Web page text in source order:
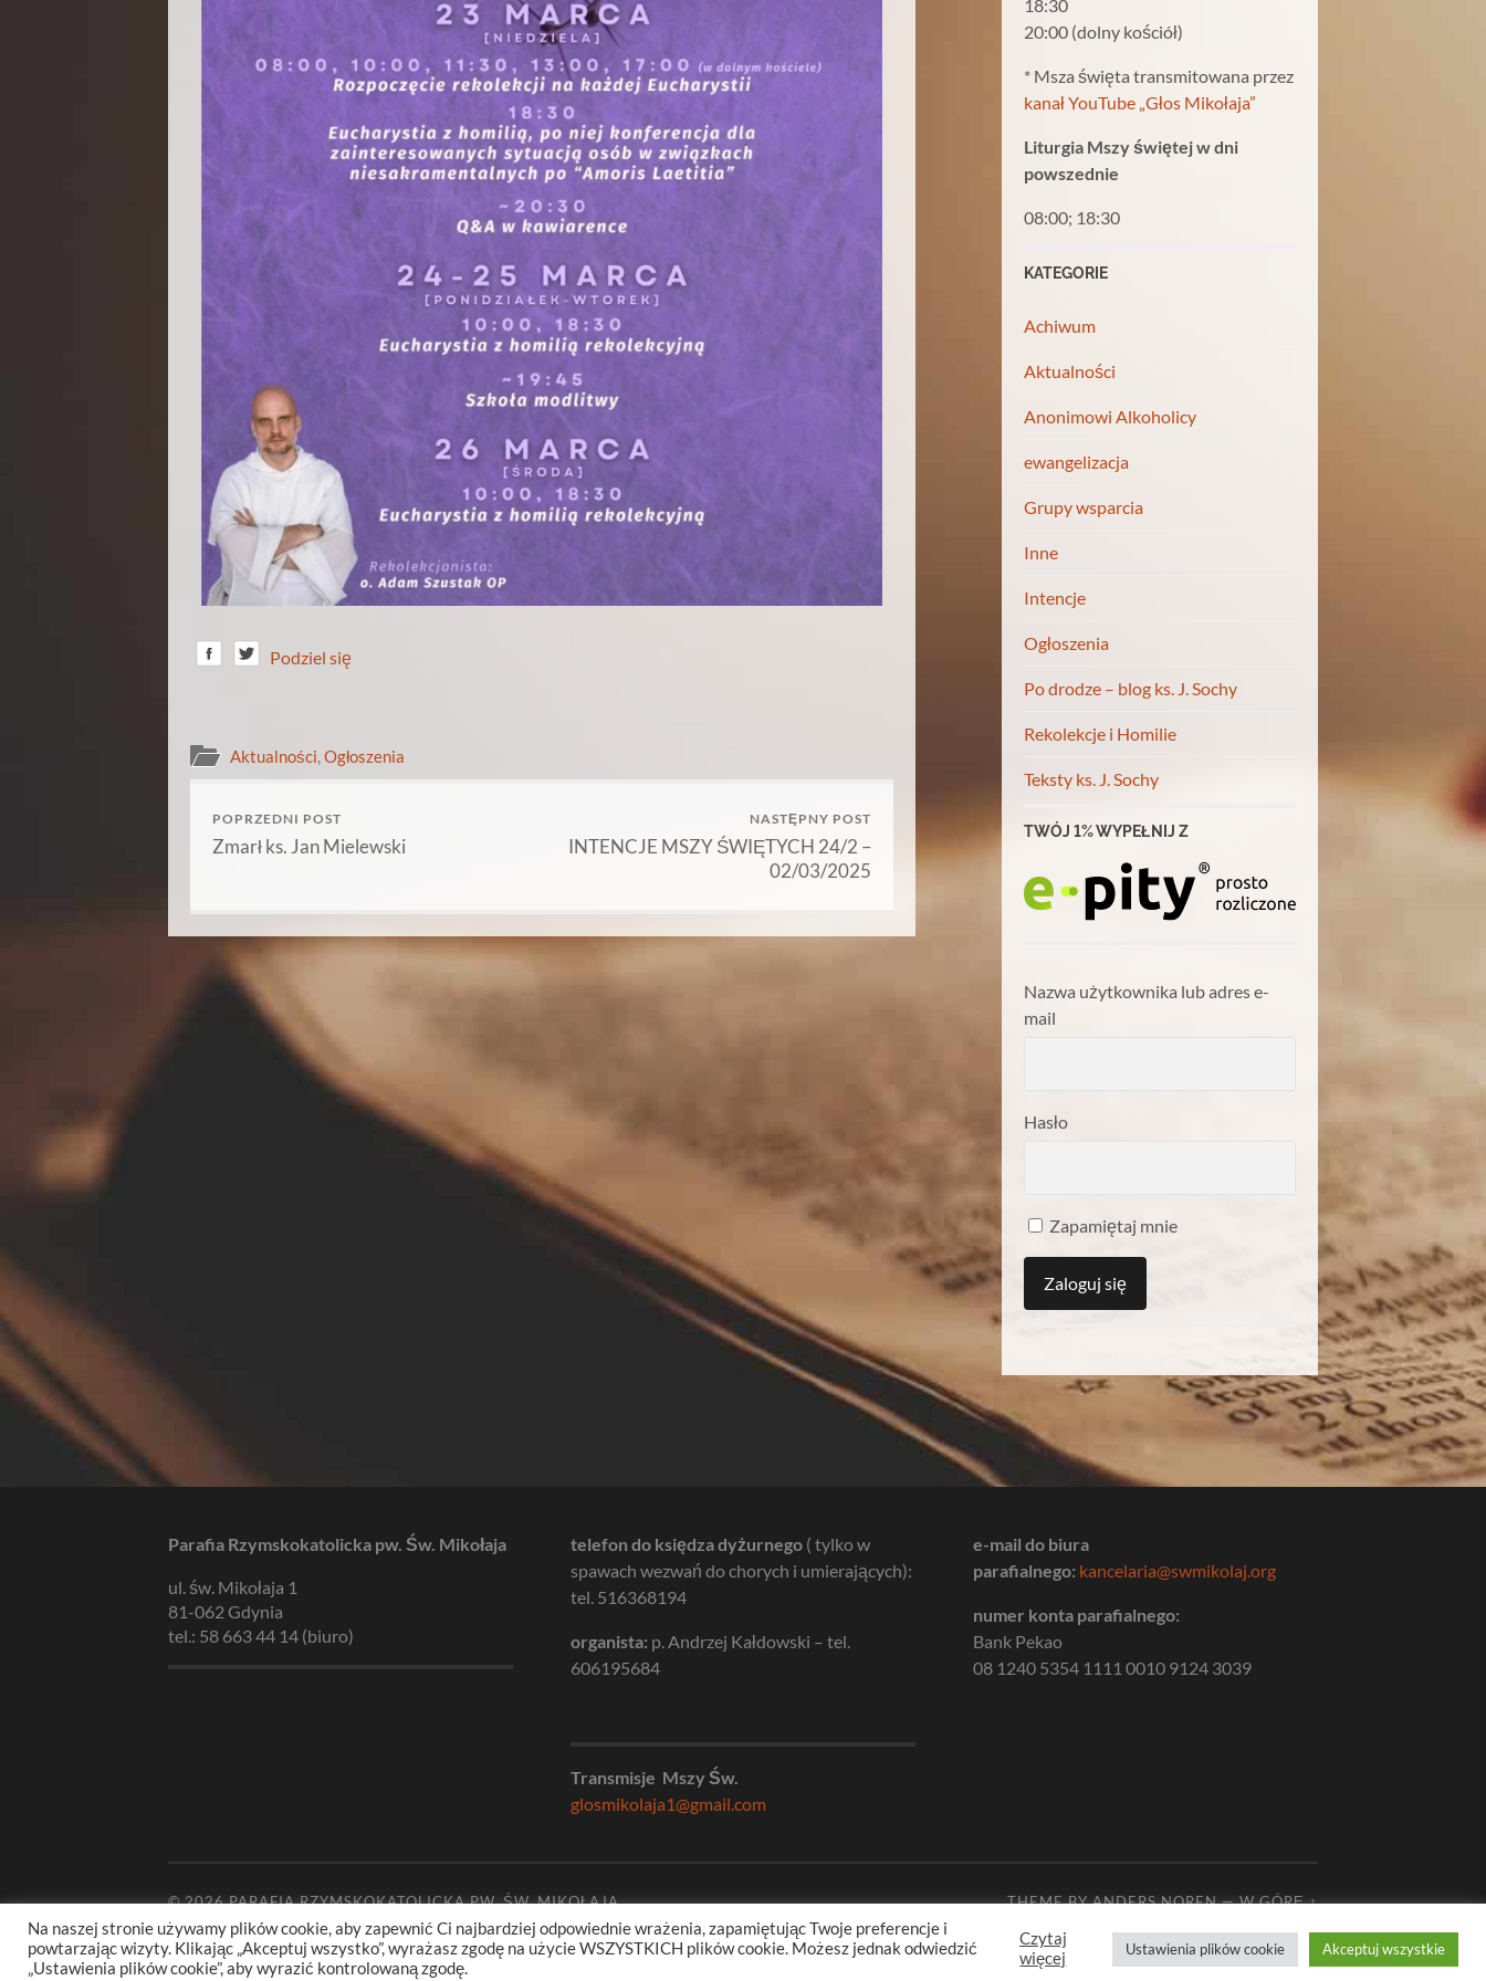
Podziel się
Aktualności, Ogłoszenia
POPRZEDNI POST
Zmarł ks. Jan Mielewski
NASTĘPNY POST
INTENCJE MSZY ŚWIĘTYCH 24/2 –
02/03/2025
18:30
20:00 (dolny kościół)
* Msza święta transmitowana przez
kanał YouTube „Głos Mikołaja”
Liturgia Mszy świętej w dni
powszednie
08:00; 18:30
KATEGORIE
Achiwum
Aktualności
Anonimowi Alkoholicy
ewangelizacja
Grupy wsparcia
Inne
Intencje
Ogłoszenia
Po drodze – blog ks. J. Sochy
Rekolekcje i Homilie
Teksty ks. J. Sochy
TWÓJ 1% WYPEŁNIJ Z
Nazwa użytkownika lub adres e-
mail
Hasło
Zapamiętaj mnie
Parafia Rzymskokatolicka pw. Św. Mikołaja
ul. św. Mikołaja 1
81-062 Gdynia
tel.: 58 663 44 14 (biuro)
telefon do księdza dyżurnego ( tylko w
spawach wezwań do chorych i umierających):
tel. 516368194
organista: p. Andrzej Kałdowski – tel.
606195684
Transmisje Mszy Św.
glosmikolaja1@gmail.com
e-mail do biura
parafialnego: kancelaria@swmikolaj.org
numer konta parafialnego:
Bank Pekao
08 1240 5354 1111 0010 9124 3039
© 2026PARAFIA RZYMSKOKATOLICKA PW. ŚW. MIKOŁAJA THEME BYANDERS NOREN—W GÓRĘ ↑
Na naszej stronie używamy plików cookie, aby zapewnić Ci najbardziej odpowiednie wrażenia, zapamiętując Twoje preferencje i
powtarzając wizyty. Klikając „Akceptuj wszystko”, wyrażasz zgodę na użycie WSZYSTKICH plików cookie. Możesz jednak odwiedzić
„Ustawienia plików cookie”, aby wyrazić kontrolowaną zgodę.
Czytaj
więcej
Ustawienia plików cookie Akceptuj wszystkie